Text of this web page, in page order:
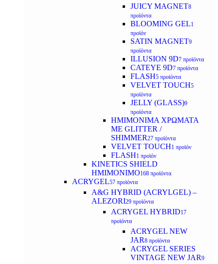
JUICY MAGNET8
προϊόντα
BLOOMING GEL1
προϊόν
SATIN MAGNET9
προϊόντα
ILLUSION 9D7 προϊόντα
CATEYE 9D7 προϊόντα
FLASH5 προϊόντα
VELVET TOUCH5
προϊόντα
JELLY (GLASS)9
προϊόντα
ΗΜΙΜΟΝΙΜA ΧΡΩΜΑΤΑ
ΜΕ GLITTER /
SHIMMER27 προϊόντα
VELVET TOUCH1 προϊόν
FLASH1 προϊόν
KINETICS SHIELD
ΗΜΙΜΟΝΙΜΟ168 προϊόντα
ACRYGEL57 προϊόντα
A&G HYBRID (ACRYLGEL) –
ALEZORI29 προϊόντα
ACRYGEL HYBRID17
προϊόντα
ACRYGEL NEW
JAR8 προϊόντα
ACRYGEL SERIES
VINTAGE NEW JAR9